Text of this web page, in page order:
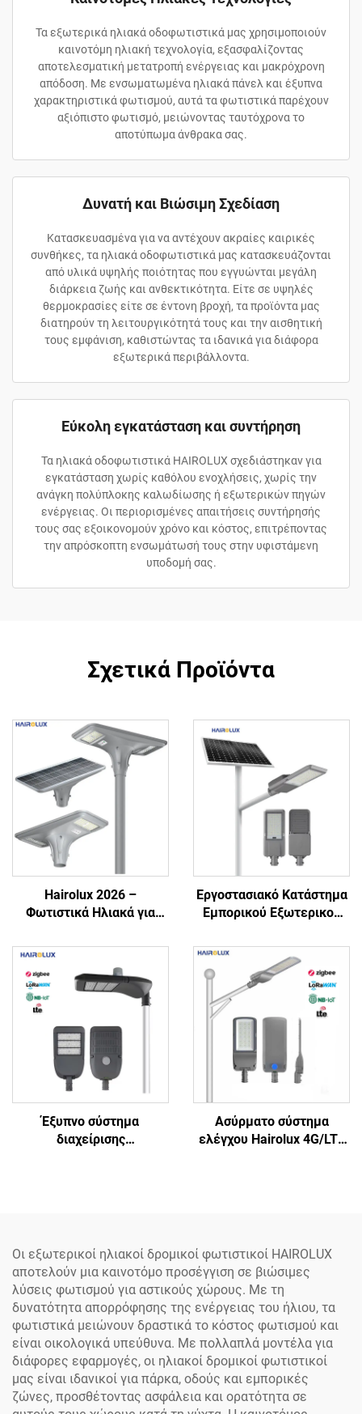
Τα εξωτερικά ηλιακά οδοφωτιστικά μας χρησιμοποιούν
καινοτόμη ηλιακή τεχνολογία, εξασφαλίζοντας
αποτελεσματική μετατροπή ενέργειας και μακρόχρονη
απόδοση. Με ενσωματωμένα ηλιακά πάνελ και έξυπνα
χαρακτηριστικά φωτισμού, αυτά τα φωτιστικά παρέχουν
αξιόπιστο φωτισμό, μειώνοντας ταυτόχρονα το
αποτύπωμα άνθρακα σας.
Δυνατή και Βιώσιμη Σχεδίαση
Κατασκευασμένα για να αντέχουν ακραίες καιρικές
συνθήκες, τα ηλιακά οδοφωτιστικά μας κατασκευάζονται
από υλικά υψηλής ποιότητας που εγγυώνται μεγάλη
διάρκεια ζωής και ανθεκτικότητα. Είτε σε υψηλές
θερμοκρασίες είτε σε έντονη βροχή, τα προϊόντα μας
διατηρούν τη λειτουργικότητά τους και την αισθητική
τους εμφάνιση, καθιστώντας τα ιδανικά για διάφορα
εξωτερικά περιβάλλοντα.
Εύκολη εγκατάσταση και συντήρηση
Τα ηλιακά οδοφωτιστικά HAIROLUX σχεδιάστηκαν για
εγκατάσταση χωρίς καθόλου ενοχλήσεις, χωρίς την
ανάγκη πολύπλοκης καλωδίωσης ή εξωτερικών πηγών
ενέργειας. Οι περιορισμένες απαιτήσεις συντήρησής
τους σας εξοικονομούν χρόνο και κόστος, επιτρέποντας
την απρόσκοπτη ενσωμάτωσή τους στην υφιστάμενη
υποδομή σας.
Σχετικά Προϊόντα
Hairolux 2026 –
Φωτιστικά Ηλιακά για
Εξωτερικά Αδιάβροχα
Διακοσμητικά Φωτιστικά
Οδών
Εργοστασιακό Κατάστημα
Εμπορικού Εξωτερικού
Φωτός Ηλιακής Ενέργειας
με Βαθμό Προστασίας
IP65, Αδιάβροχη
Αλουμινίου Μπαταρία
Lithium Lifepo4
Έξυπνο σύστημα
διαχείρισης
αδιάβροχο για εξωτερική
χρήση
Ασύρματο σύστημα
ελέγχου Hairolux 4G/LTE
Οι εξωτερικοί ηλιακοί δρομικοί φωτιστικοί HAIROLUX
αποτελούν μια καινοτόμο προσέγγιση σε βιώσιμες
λύσεις φωτισμού για αστικούς χώρους. Με τη
δυνατότητα απορρόφησης της ενέργειας του ήλιου, τα
φωτιστικά μειώνουν δραστικά το κόστος φωτισμού και
είναι οικολογικά υπεύθυνα. Με πολλαπλά μοντέλα για
διάφορες εφαρμογές, οι ηλιακοί δρομικοί φωτιστικοί
μας είναι ιδανικοί για πάρκα, οδούς και εμπορικές
ζώνες, προσθέτοντας ασφάλεια και ορατότητα σε